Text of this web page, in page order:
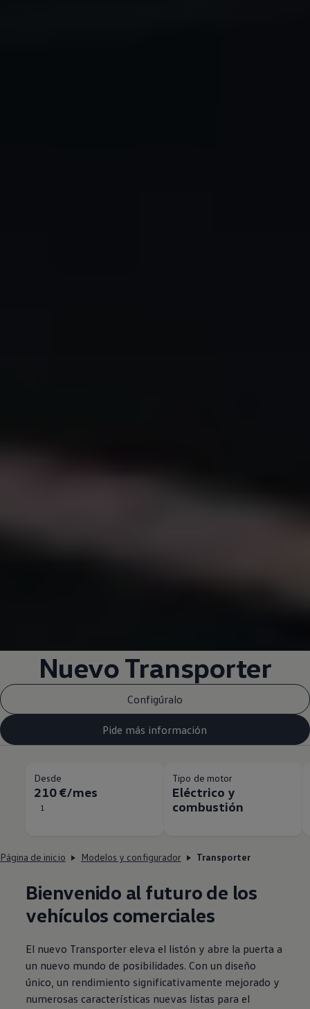
NuevoTransporter
Configúralo
Pide más información
Desde
210 €/mes
1
Tipo de motor
Eléctrico y
combustión
Página de inicio Modelos y configurador Transporter
Bienvenido al futuro de los
vehículos comerciales
El nuevo Transporter eleva el listón y abre la puerta a
un nuevo mundo de posibilidades. Con un diseño
único, un rendimiento significativamente mejorado y
numerosas características nuevas listas para el